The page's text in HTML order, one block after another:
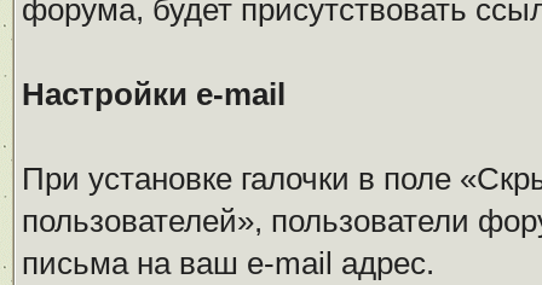
форума, будет присутствовать
Настройки e-mail
При установке галочки в поле
пользователей», пользователи
письма на ваш e-mail адрес.